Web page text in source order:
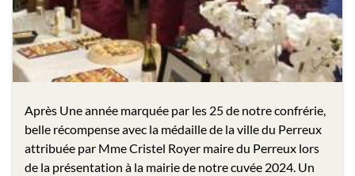
Après Une année marquée par les 25 de notre confrérie,
belle récompense avec la médaille de la ville du Perreux
attribuée par Mme Cristel Royer maire du Perreux lors
de la présentation à la mairie de notre cuvée 2024. Un